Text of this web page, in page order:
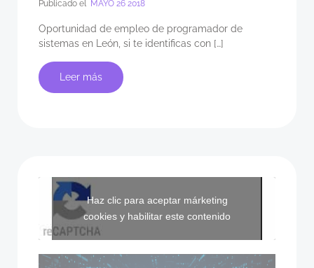
Publicado el MAYO 26 2018
Oportunidad de empleo de programador de
sistemas en León, si te identificas con […]
Leer más
Haz clic para aceptar márketing
cookies y habilitar este contenido